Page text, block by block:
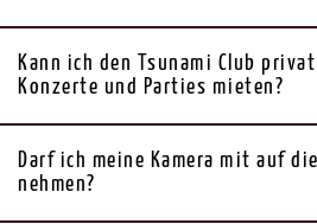
Kann ich den Tsunami Club
Konzerte und Parties mieten?
Darf ich meine Kamera mit auf
nehmen?